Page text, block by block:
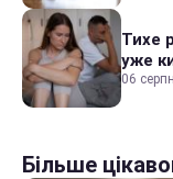
Тихе
уже
06
Більше